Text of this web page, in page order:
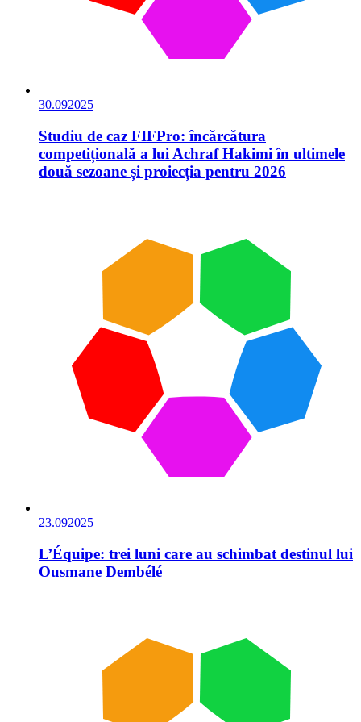
30.092025
Studiu de caz FIFPro: încărcătura
competițională a lui Achraf Hakimi în ultimele
două sezoane și proiecția pentru 2026
23.092025
L’Équipe: trei luni care au schimbat destinul lui
Ousmane Dembélé